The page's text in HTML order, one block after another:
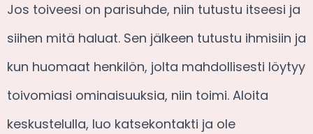
Jos toiveesi on parisuhde, niin tutustu itseesi ja
siihen mitä haluat. Sen jälkeen tutustu ihmisiin ja
kun huomaat henkilön, jolta mahdollisesti löytyy
toivomiasi ominaisuuksia, niin toimi. Aloita
keskustelulla, luo katsekontakti ja ole